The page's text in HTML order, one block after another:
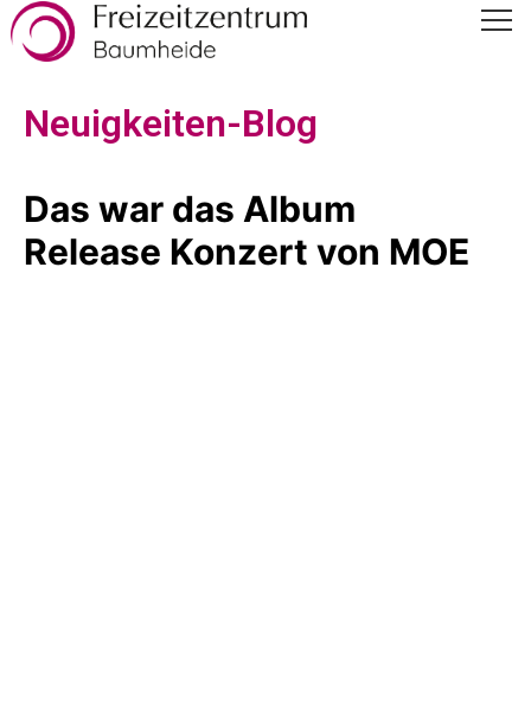
Neuigkeiten-Blog
Das war das Album
Release Konzert von MOE